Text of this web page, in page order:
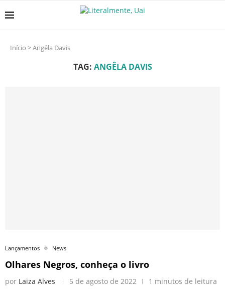
Início >Angêla Davis
TAG: ANGÊLA DAVIS
Lançamentos News
Olhares Negros, conheça o livro
por Laiza Alves 5 de agosto de 2022 1 minutos de leitura